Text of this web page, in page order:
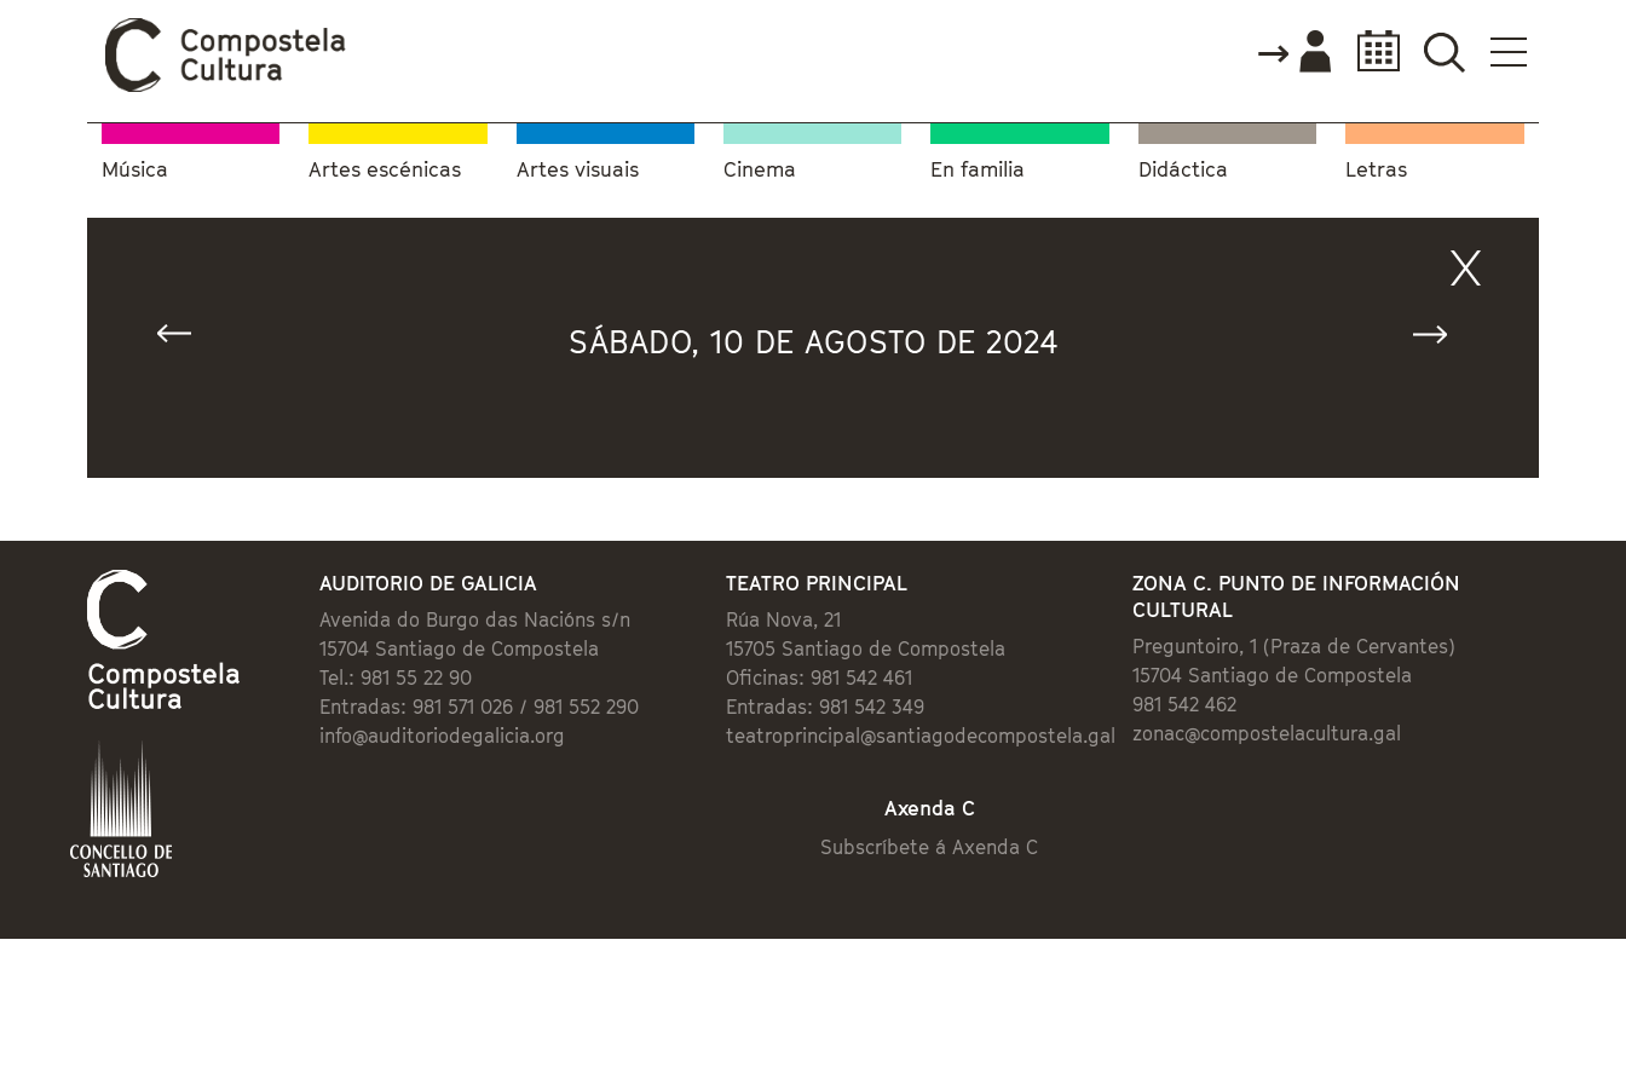
Música Artes escénicas Artes visuais Cinema En familia Didáctica Letras
SÁBADO, 10 DE AGOSTO DE 2024
AUDITORIO DE GALICIA
Avenida do Burgo das Nacións s/n
15704 Santiago de Compostela
Tel.: 981 55 22 90
Entradas: 981 571 026 / 981 552 290
info@auditoriodegalicia.org
TEATRO PRINCIPAL
Rúa Nova, 21
15705 Santiago de Compostela
Oficinas: 981 542 461
Entradas: 981 542 349
teatroprincipal@santiagodecompostela.gal
ZONA C. PUNTO DE INFORMACIÓN
CULTURAL
Preguntoiro, 1 (Praza de Cervantes)
15704 Santiago de Compostela
981 542 462
zonac@compostelacultura.gal
Axenda C
Subscríbete á Axenda C